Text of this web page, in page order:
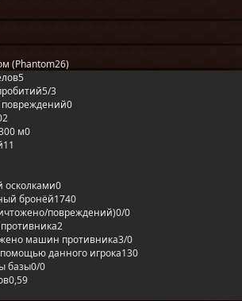
(Phantom26)
5
5/3
повреждений0
м0
11
осколками0
бронёй1740
повреждений)0/0
2
машин противника3/0
данного игрока130
базы0/0
0,59